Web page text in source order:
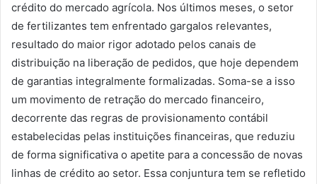
crédito do mercado agrícola. Nos últimos meses, o setor
de fertilizantes tem enfrentado gargalos relevantes,
resultado do maior rigor adotado pelos canais de
distribuição na liberação de pedidos, que hoje dependem
de garantias integralmente formalizadas. Soma-se a isso
um movimento de retração do mercado financeiro,
decorrente das regras de provisionamento contábil
estabelecidas pelas instituições financeiras, que reduziu
de forma significativa o apetite para a concessão de novas
linhas de crédito ao setor. Essa conjuntura tem se refletido